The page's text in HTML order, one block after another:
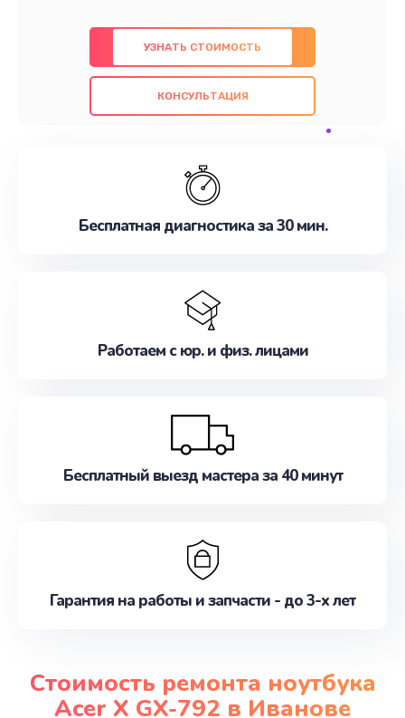
предлагаем быстрый и качественный ремонт с
использованием оригинальных компонентов, а
также гарантируем качество всех
проведенных работ. Наша цель - предоставить
наилучшим образом. Не медлите записаться на
УЗНАТЬ СТОИМОСТЬ
КОНСУЛЬТАЦИЯ
Бесплатная диагностика за 30 мин.
Работаем с юр. и физ. лицами
Бесплатный выезд мастера за 40 минут
Гарантия на работы и запчасти - до 3-х лет
Стоимость ремонта ноутбука
Acer X GX-792 в Иванове